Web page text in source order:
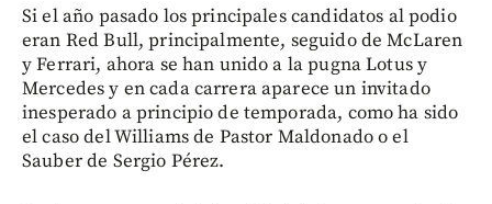
Si el año pasado los principales candidatos al podio
eran Red Bull, principalmente, seguido de McLaren
y Ferrari, ahora se han unido a la pugna Lotus y
Mercedes y en cada carrera aparece un invitado
inesperado a principio de temporada, como ha sido
el caso del Williams de Pastor Maldonado o el
Sauber de Sergio Pérez.